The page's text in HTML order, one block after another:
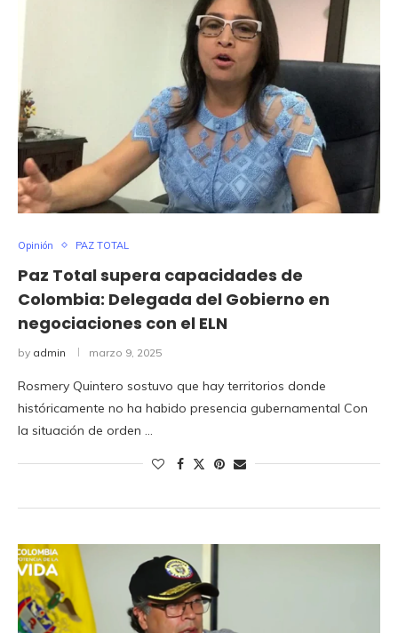
Opinión PAZ TOTAL
Paz Total supera capacidades de
Colombia: Delegada del Gobierno en
negociaciones con el ELN
by admin marzo 9, 2025
Rosmery Quintero sostuvo que hay territorios donde
históricamente no ha habido presencia gubernamental Con
la situación de orden …